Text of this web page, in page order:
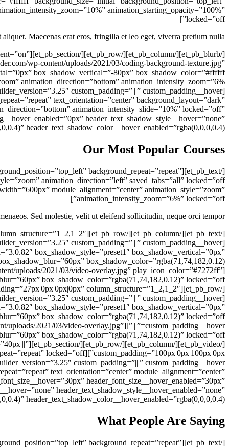
animation_starting_opacity=”100%”
locked=”off”]
aliquet. Maecenas erat eros, fringilla et leo eget, viverra pretium nulla.
wp-content/uploads/2021/03/coding-background-texture.jpg”
text_orientation=”center” background_layout=”dark”
animation_intensity_slide=”10%” locked=”off”
header_text_shadow_style__hover=”none”
header_text_shadow_color__hover_enabled=”rgba(0,0,0,0.4)”]
Our Most Popular Courses
background_repeat=”repeat”
module_alignment=”center” animation_style=”zoom”
animation_intensity_zoom=”6%” locked=”off”]
Sed molestie, velit ut eleifend sollicitudin, neque orci tempor.
box_shadow_style=”preset1″ box_shadow_vertical=”0px”
uploads/2021/03/video-overlay.jpg” play_icon_color=”#7272ff”
box_shadow_style=”preset1″ box_shadow_vertical=”0px”
content/uploads/2021/03/video-overlay.jpg”
text_orientation=”center” module_alignment=”center”
header_font_size__hover_enabled=”30px”
header_text_shadow_style__hover_enabled=”none”
header_text_shadow_color__hover_enabled=”rgba(0,0,0,0.4)”]
What People Are Saying
background_repeat=”repeat”